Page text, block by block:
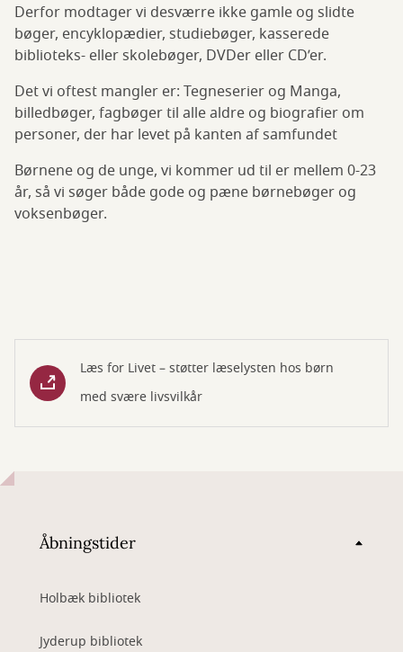
Derfor modtager vi desværre ikke gamle og slidte
bøger, encyklopædier, studiebøger, kasserede
biblioteks- eller skolebøger, DVDer eller CD’er.
Det vi oftest mangler er: Tegneserier og Manga,
billedbøger, fagbøger til alle aldre og biografier om
personer, der har levet på kanten af samfundet
Børnene og de unge, vi kommer ud til er mellem 0-23
år, så vi søger både gode og pæne børnebøger og
voksenbøger.
Læs for Livet – støtter læselysten hos børn
med svære livsvilkår
Åbningstider
Holbæk bibliotek
Jyderup bibliotek